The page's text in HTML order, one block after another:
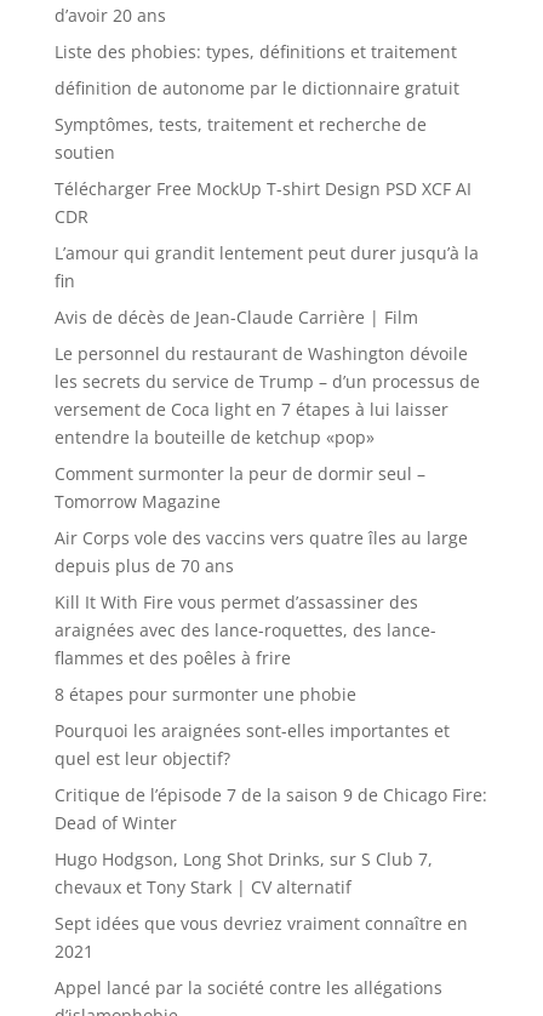
d’avoir 20 ans
Liste des phobies: types, définitions et traitement
définition de autonome par le dictionnaire gratuit
Symptômes, tests, traitement et recherche de
soutien
Télécharger Free MockUp T-shirt Design PSD XCF AI
CDR
L’amour qui grandit lentement peut durer jusqu’à la
fin
Avis de décès de Jean-Claude Carrière | Film
Le personnel du restaurant de Washington dévoile
les secrets du service de Trump – d’un processus de
versement de Coca light en 7 étapes à lui laisser
entendre la bouteille de ketchup «pop»
Comment surmonter la peur de dormir seul –
Tomorrow Magazine
Air Corps vole des vaccins vers quatre îles au large
depuis plus de 70 ans
Kill It With Fire vous permet d’assassiner des
araignées avec des lance-roquettes, des lance-
flammes et des poêles à frire
8 étapes pour surmonter une phobie
Pourquoi les araignées sont-elles importantes et
quel est leur objectif?
Critique de l’épisode 7 de la saison 9 de Chicago Fire:
Dead of Winter
Hugo Hodgson, Long Shot Drinks, sur S Club 7,
chevaux et Tony Stark | CV alternatif
Sept idées que vous devriez vraiment connaître en
2021
Appel lancé par la société contre les allégations